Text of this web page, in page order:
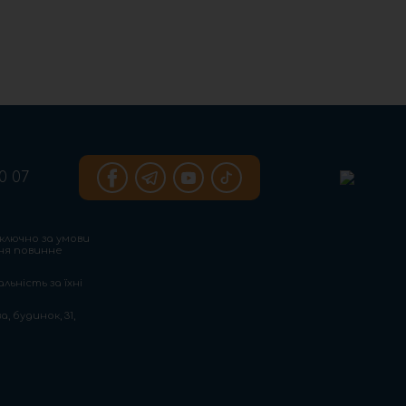
07
за умови
повинне
за їхні
будинок, 31,